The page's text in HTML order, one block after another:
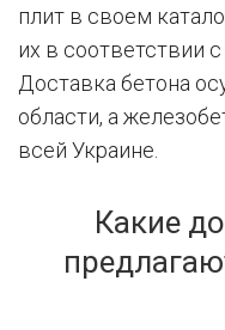
плит в своем
их в соответствии
Доставка бетона
области, а
всей Украине.
Какие